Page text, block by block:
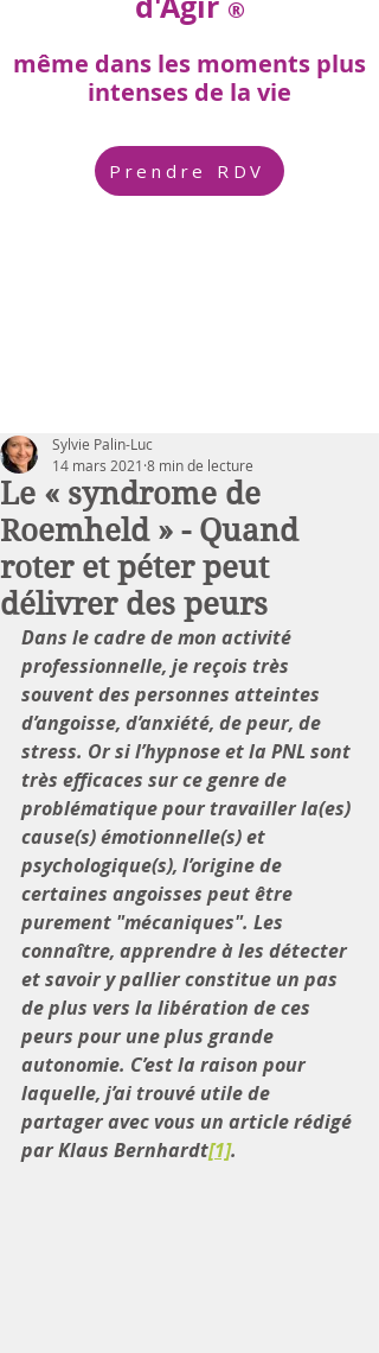
®
même dans les moments plus
intenses de la vie
Prendre RDV
Le « syndrome de
Roemheld » - Quand
roter et péter peut
délivrer des peurs
Sylvie Palin-Luc
14 mars 2021 8 min de lecture
Dans le cadre de mon activité
professionnelle, je reçois très
souvent des personnes atteintes
d’angoisse, d’anxiété, de peur, de
stress. Or si l’hypnose et la PNL sont
très efficaces sur ce genre de
problématique pour travailler la(es)
cause(s) émotionnelle(s) et
psychologique(s), l’origine de
certaines angoisses peut être
purement "mécaniques". Les
connaître, apprendre à les détecter
et savoir y pallier constitue un pas
de plus vers la libération de ces
peurs pour une plus grande
autonomie. C’est la raison pour
laquelle, j’ai trouvé utile de
partager avec vous un article rédigé
par Klaus Bernhardt[1].